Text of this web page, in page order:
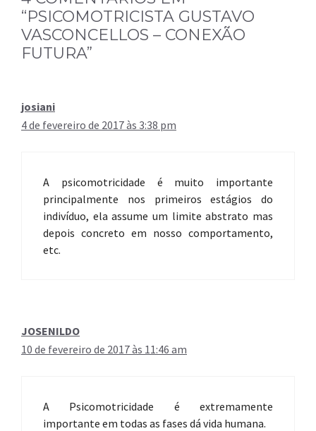
“PSICOMOTRICISTA GUSTAVO
VASCONCELLOS – CONEXÃO
FUTURA”
josiani
4 de fevereiro de 2017 às 3:38 pm
A psicomotricidade é muito importante
principalmente nos primeiros estágios do
indivíduo, ela assume um limite abstrato mas
depois concreto em nosso comportamento,
etc.
JOSENILDO
10 de fevereiro de 2017 às 11:46 am
A Psicomotricidade é extremamente
importante em todas as fases dá vida humana.